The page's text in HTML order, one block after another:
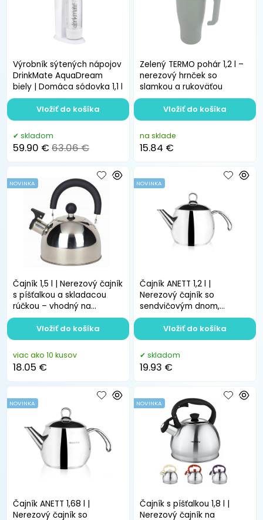
Výrobník sýtených nápojov
DrinkMate AquaDream
biely | Domáca sódovka 1,1 l
skladom
59.90 € 63.06 €
Vložiť do košíka
Zelený TERMO pohár 1,2 l –
nerezový hrnček so
slamkou a rukoväťou
na sklade
15.84 €
Vložiť do košíka
Čajník 1,5 l | Nerezový čajník
s píšťalkou a skladacou
rúčkou – vhodný na
indukciu
NOVINKA
viac ako 10 kusov
18.05 €
Vložiť do košíka
Čajník ANETT 1,2 l |
Nerezový čajník so
sendvičovým dnom,
vhodný na indukciu
NOVINKA
skladom
19.93 €
Vložiť do košíka
Čajník ANETT 1,68 l |
Nerezový čajník so
NOVINKA
Čajník s píšťalkou 1,8 l |
Nerezový čajník na
NOVINKA